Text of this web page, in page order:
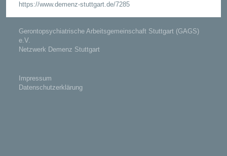
https://www.demenz-stuttgart.de/7285
Gerontopsychiatrische Arbeitsgemeinschaft Stuttgart (GAGS)
e.V.
Netzwerk Demenz Stuttgart
Impressum
Datenschutzerklärung